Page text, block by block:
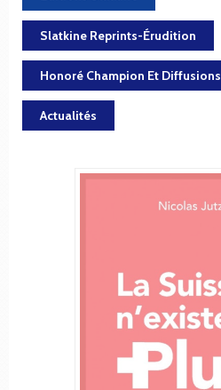
Slatkine Reprints-Érudition
Honoré Champion Et Diffusions
Actualités